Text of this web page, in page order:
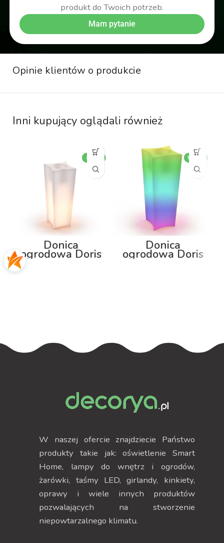
produkt do Twoich potrzeb.
Mam pytanie
Opinie klientów o produkcie
Inni kupujący oglądali również
Donica
ogrodowa Doris
podświetleniem
Donica
ogrodowa Doris
W naszej ofercie znajdziecie Państwo
produkty takie jak: oświetlenie Smart
Home, lampy do wnętrz i ogrodów,
żarówki, taśmy LED, girlandy, kinkiety,
oprawy i wiele innych produktów
pozwalających na stworzenie
niepowtarzalnego klimatu.